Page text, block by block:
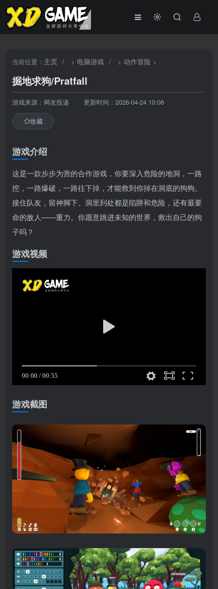
当前位置： 主页 / > 电脑游戏 / >动作冒险 >
掘地求狗/Pratfall
游戏来源：网友投递 更新时间：2026-04-24 10:06
收藏
游戏介绍
这是一款步步为营的合作游戏，你要深入危险的地洞，一路
挖，一路爆破，一路往下掉，才能救到你掉在洞底的狗狗。
接住队友，留神脚下。洞里到处都是陷阱和危险，还有最要
命的敌人——重力。你愿意跳进未知的世界，救出自己的狗
子吗？
游戏视频
游戏截图